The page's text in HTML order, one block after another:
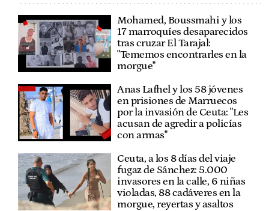
Mohamed, Boussmahi y los
17 marroquíes desaparecidos
tras cruzar El Tarajal:
"Tememos encontrarles en la
morgue"
Anas Lafhel y los 58 jóvenes
en prisiones de Marruecos
por la invasión de Ceuta: "Les
acusan de agredir a policías
con armas"
Ceuta, a los 8 días del viaje
fugaz de Sánchez: 5.000
invasores en la calle, 6 niñas
violadas, 88 cadáveres en la
morgue, reyertas y asaltos